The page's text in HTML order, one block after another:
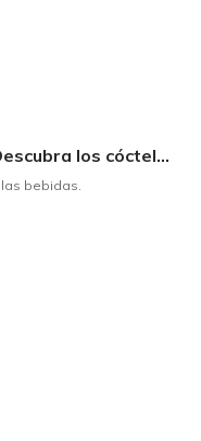
Brindis de Acción de Gracias: Descubra los cócteles y licores que complementarán su cena
bebidas.